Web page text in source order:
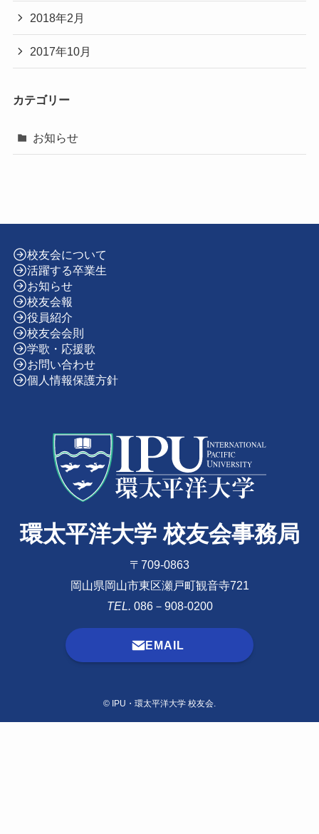
2018年2月
2017年10月
カテゴリー
お知らせ
校友会について
活躍する卒業生
お知らせ
校友会報
役員紹介
校友会会則
学歌・応援歌
お問い合わせ
個人情報保護方針
環太平洋大学 校友会事務局
〒709-0863
岡山県岡山市東区瀬戸町観音寺721
TEL. 086－908-0200
EMAIL
© IPU・環太平洋大学 校友会.